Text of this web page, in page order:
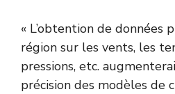
« L’obtention de données
région sur les vents, les
pressions, etc.
précision des modèles de